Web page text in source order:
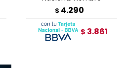
$ 4.290
$ 3.861